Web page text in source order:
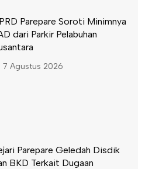
Parepare Soroti Minimnya
dari Parkir Pelabuhan
7 Agustus 2026
Parepare Geledah Disdik
BKD Terkait Dugaan